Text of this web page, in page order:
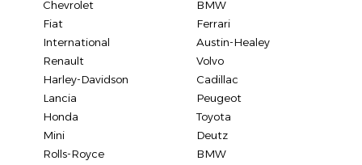
Chevrolet
BMW
Fiat
Ferrari
International
Austin-Healey
Renault
Volvo
Harley-Davidson
Cadillac
Lancia
Peugeot
Honda
Toyota
Mini
Deutz
Rolls-Royce
BMW